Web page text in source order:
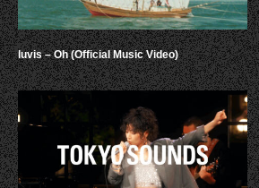
luvis – Oh (Official Music Video)